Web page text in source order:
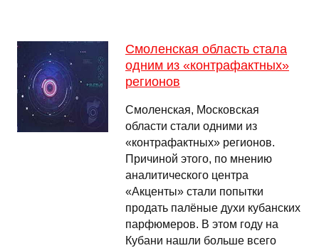
Смоленская область стала
одним из «контрафактных»
регионов
Смоленская, Московская
области стали одними из
«контрафактных» регионов.
Причиной этого, по мнению
аналитического центра
«Акценты» стали попытки
продать палёные духи кубанских
парфюмеров. В этом году на
Кубани нашли больше всего